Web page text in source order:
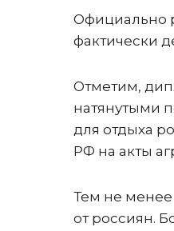
Официально
фактически
Отметим,
натянутыми
для отдыха
РФ на акты
Тем не менее
от россиян.